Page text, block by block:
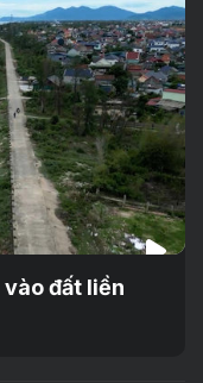
đất liền